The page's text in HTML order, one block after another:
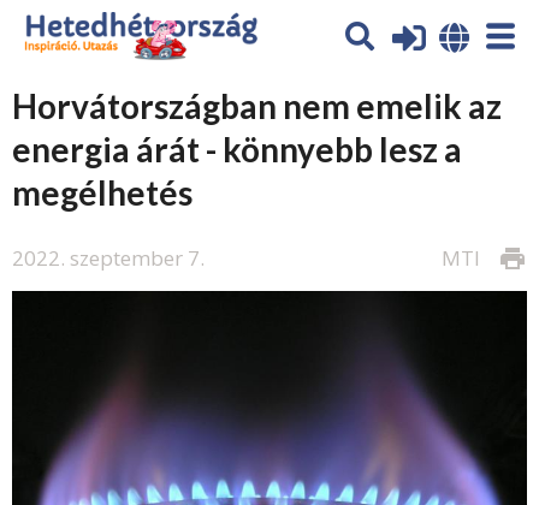
Horvátországban nem emelik az
energia árát - könnyebb lesz a
megélhetés
2022. szeptember 7. print
MTI